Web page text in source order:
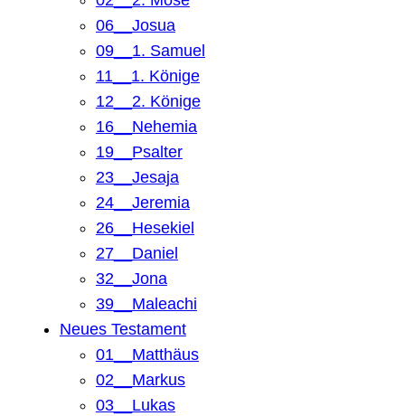
06__Josua
09__1. Samuel
11__1. Könige
12__2. Könige
16__Nehemia
19__Psalter
23__Jesaja
24__Jeremia
26__Hesekiel
27__Daniel
32__Jona
39__Maleachi
Neues Testament
01__Matthäus
02__Markus
03__Lukas